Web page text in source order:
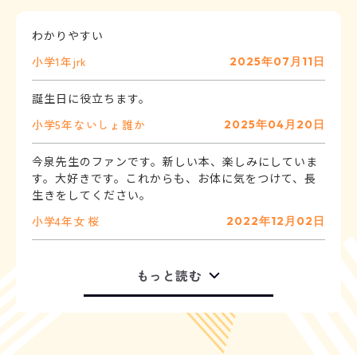
わかりやすい
小学1年jrk 2025年07月11日
誕生日に役立ちます。
小学5年 ないしょ 誰か 2025年04月20日
今泉先生のファンです。新しい本、楽しみにしていま
す。大好きです。これからも、お体に気をつけて、長
生きをしてください。
小学4年女 桜 2022年12月02日
もっと読む